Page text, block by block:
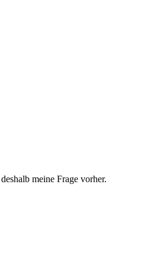
meine Frage vorher.